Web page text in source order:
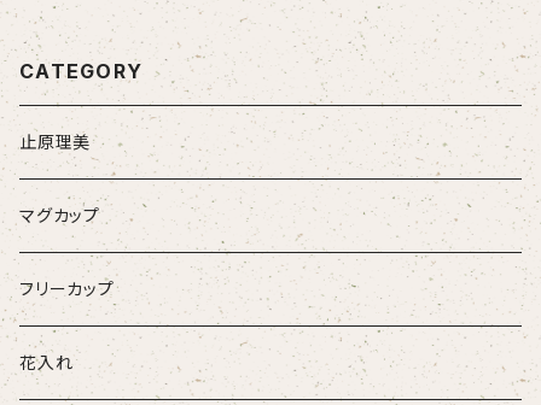
CATEGORY
止原理美
マグカップ
フリーカップ
花入れ